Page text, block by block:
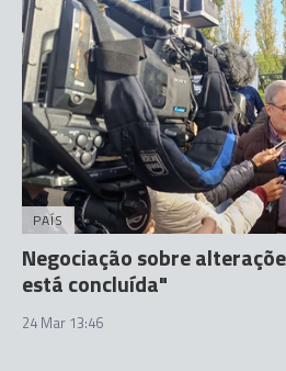
PAÍS
Negociação sobre
está concluída"
24 Mar 13:46